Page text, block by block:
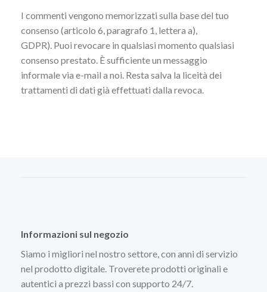
I commenti vengono memorizzati sulla base del tuo
consenso (articolo 6, paragrafo 1, lettera a),
GDPR). Puoi revocare in qualsiasi momento qualsiasi
consenso prestato. È sufficiente un messaggio
informale via e-mail a noi. Resta salva la liceità dei
trattamenti di dati già effettuati dalla revoca.
Informazioni sul negozio
Siamo i migliori nel nostro settore, con anni di servizio
nel prodotto digitale. Troverete prodotti originali e
autentici a prezzi bassi con supporto 24/7.